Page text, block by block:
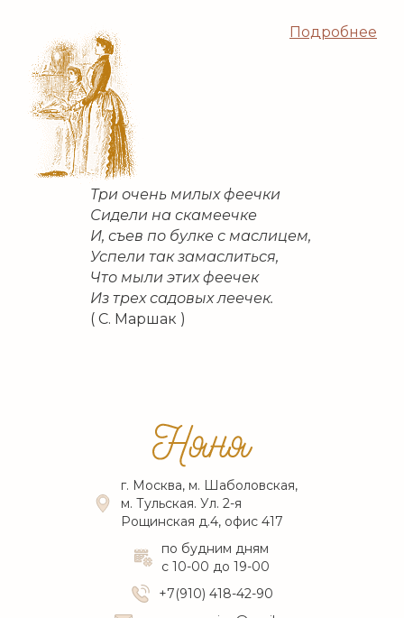
Подробнее
Три очень милых феечки
Сидели на скамеечке
И, съев по булке с маслицем,
Успели так замаслиться,
Что мыли этих феечек
Из трех садовых леечек.
( С. Маршак )
г. Москва, м. Шаболовская,
м. Тульская. Ул. 2-я
Рощинская д.4, офис 417
по будним дням
с 10-00 до 19-00
+7(910) 418-42-90